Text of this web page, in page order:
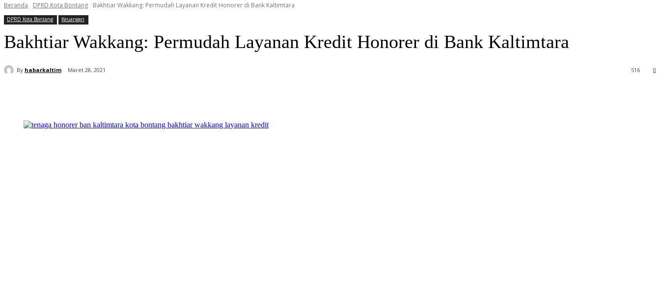
Beranda DPRD Kota Bontang Bakhtiar Wakkang: Permudah Layanan Kredit Honorer di Bank Kaltimtara
DPRD Kota Bontang Keuangan
Bakhtiar Wakkang: Permudah Layanan Kredit Honorer di Bank Kaltimtara
By habarkaltim Maret 28, 2021 0
516